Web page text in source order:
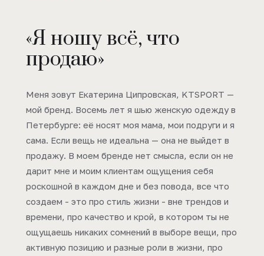
«Я ношу всё, что
продаю»
Меня зовут Екатерина Ципровская, KTSPORT —
мой бренд. Восемь лет я шью женскую одежду в
Петербурге: её носят моя мама, мои подруги и я
сама. Если вещь не идеальна — она не выйдет в
продажу. В моем бренде нет смысла, если он не
дарит мне и моим клиентам ощущения себя
роскошной в каждом дне и без повода, все что
создаем - это про стиль жизни - вне трендов и
времени, про качество и крой, в котором ты не
ощущаешь никаких сомнений в выборе вещи, про
активную позицию и разные роли в жизни, про